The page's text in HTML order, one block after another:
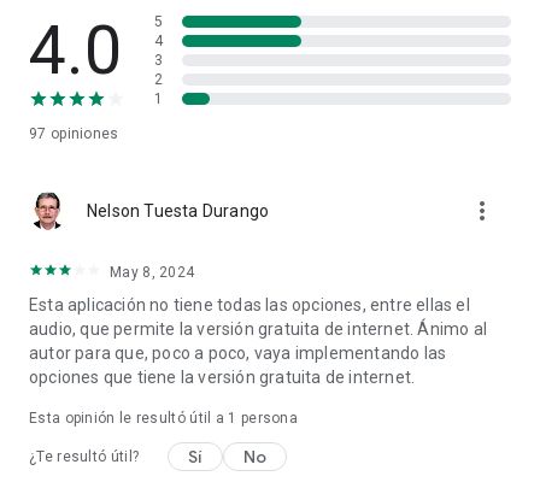
4.0
97 opiniones
5
4
3
2
1
Nelson Tuesta Durango more_vert
May 8, 2024
Esta aplicación no tiene todas las opciones, entre ellas el
audio, que permite la versión gratuita de internet. Ánimo al
autor para que, poco a poco, vaya implementando las
opciones que tiene la versión gratuita de internet.
Esta opinión le resultó útil a 1 persona
¿Te resultó útil? Sí No